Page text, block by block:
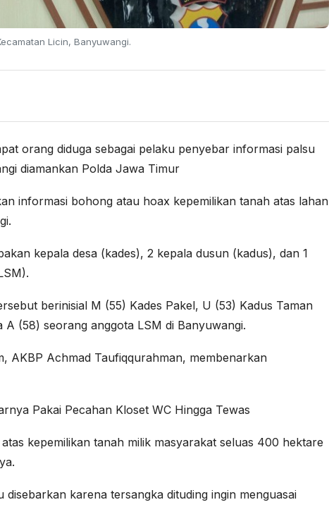
Licin, Banyuwangi.
orang diduga sebagai pelaku penyebar informasi palsu
diamankan Polda Jawa Timur
informasi bohong atau hoax kepemilikan tanah atas lahan
kepala desa (kades), 2 kepala dusun (kadus), dan 1
berinisial M (55) Kades Pakel, U (53) Kadus Taman
(58) seorang anggota LSM di Banyuwangi.
AKBP Achmad Taufiqqurahman, membenarkan
Pakai Pecahan Kloset WC Hingga Tewas
kepemilikan tanah milik masyarakat seluas 400 hektare
karena tersangka dituding ingin menguasai